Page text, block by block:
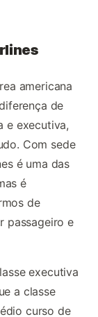
americana
de
e executiva,
Com sede
é uma das
é
de
passageiro e
executiva
a classe
curso de